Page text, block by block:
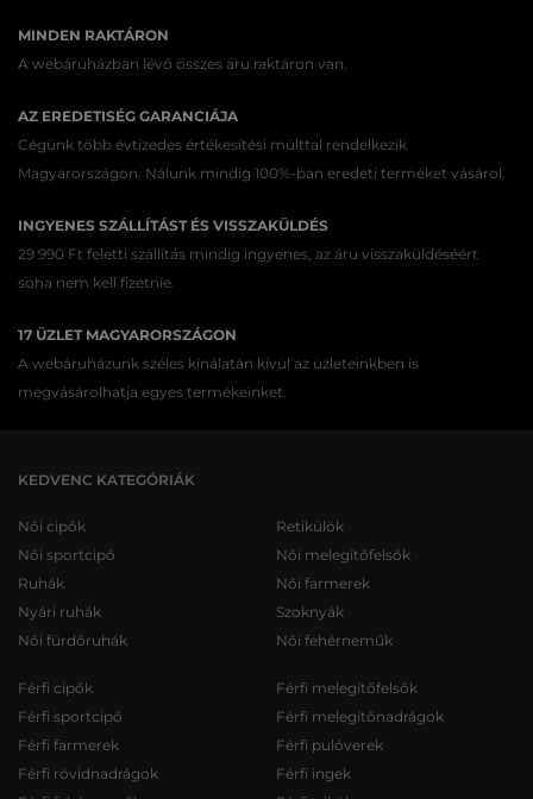
MINDEN RAKTÁRON
A webáruházban lévő összes áru raktáron van.
AZ EREDETISÉG GARANCIÁJA
Cégünk több évtizedes értékesítési múlttal rendelkezik
Magyarországon. Nálunk mindig 100%-ban eredeti terméket vásárol.
INGYENES SZÁLLÍTÁST ÉS VISSZAKÜLDÉS
29 990 Ft feletti szállítás mindig ingyenes, az áru visszaküldéséért
soha nem kell fizetnie.
17 ÜZLET MAGYARORSZÁGON
A webáruházunk széles kínálatán kívül az üzleteinkben is
megvásárolhatja egyes termékeinket.
KEDVENC KATEGÓRIÁK
Női cipők
Női sportcipő
Ruhák
Nyári ruhák
Női fürdőruhák
Retikülök
Női melegítőfelsők
Női farmerek
Szoknyák
Női fehérneműk
Férfi cipők
Férfi sportcipő
Férfi farmerek
Férfi rövidnadrágok
Férfi melegítőfelsők
Férfi melegítőnadrágok
Férfi pulóverek
Férfi ingek